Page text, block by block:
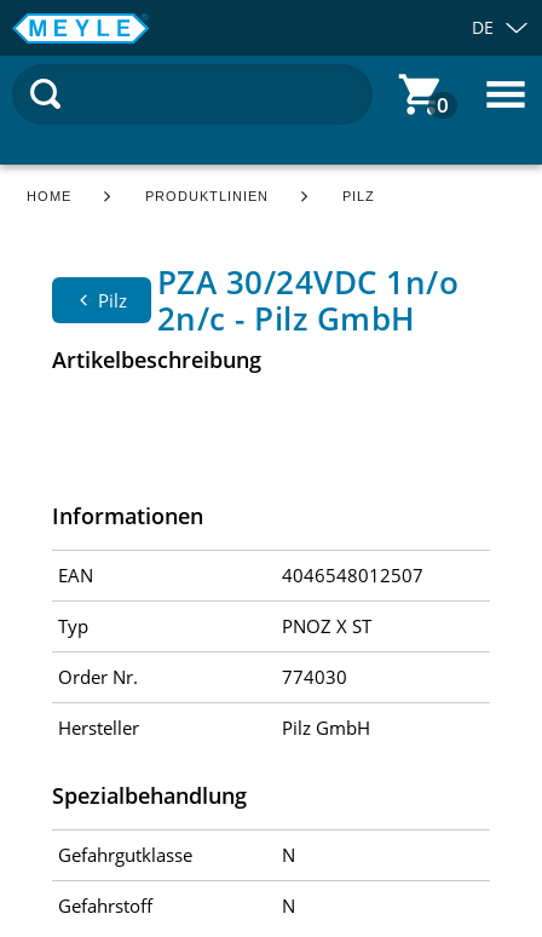
DE
0
HOME PRODUKTLINIEN PILZ
Pilz
PZA 30/24VDC 1n/o
2n/c - Pilz GmbH
Artikelbeschreibung
Informationen
EAN 4046548012507
Typ PNOZ X ST
Order Nr. 774030
Hersteller Pilz GmbH
Spezialbehandlung
Gefahrgutklasse N
Gefahrstoff N